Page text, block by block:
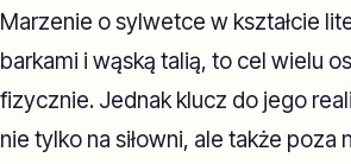
Marzenie o sylwetce w kształcie
barkami i wąską talią, to cel wielu
fizycznie. Jednak klucz do jego
nie tylko na siłowni, ale także poza